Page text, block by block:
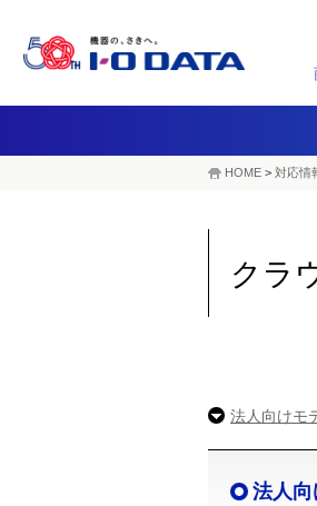
HOME > 対応情
クラ
法人向けモ
法人